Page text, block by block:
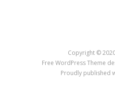
Copyright ©
Free WordPress Theme
Proudly published